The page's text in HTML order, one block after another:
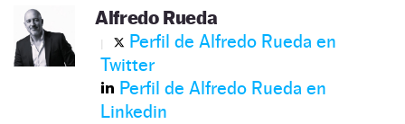
Alfredo Rueda
Perfil de Alfredo Rueda en
Twitter
Perfil de Alfredo Rueda en
Linkedin